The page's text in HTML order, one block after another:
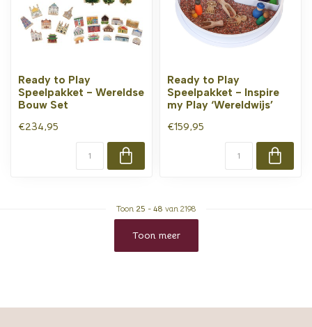
Ready to Play
Speelpakket - Wereldse
Bouw Set
€234,95
Ready to Play
Speelpakket - Inspire
my Play ‘Wereldwijs’
€159,95
Toon 25 - 48 van 2198
Toon meer